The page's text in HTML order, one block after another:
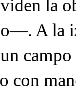
la
A la
con